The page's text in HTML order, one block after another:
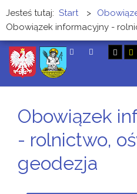
Jesteś tutaj: Start >
Obowiązek informacyjny -
Obowiązek
- rolnictwo,
geodezja